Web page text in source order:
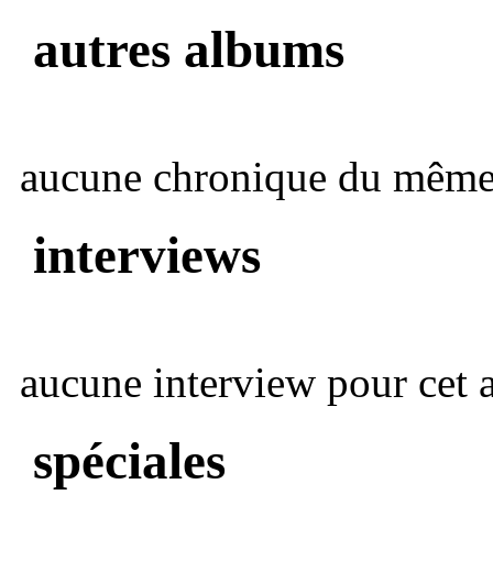
autres albums
aucune chronique du
interviews
aucune interview pour cet
spéciales